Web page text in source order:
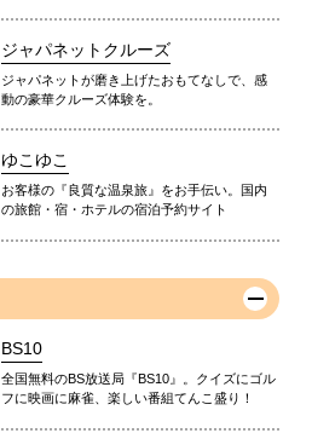
ジャパネットクルーズ
ジャパネットが磨き上げたおもてなしで、感
動の豪華クルーズ体験を。
ゆこゆこ
お客様の『良質な温泉旅』をお手伝い。国内
の旅館・宿・ホテルの宿泊予約サイト
BS10
全国無料のBS放送局『BS10』。クイズにゴル
フに映画に麻雀、楽しい番組てんこ盛り！